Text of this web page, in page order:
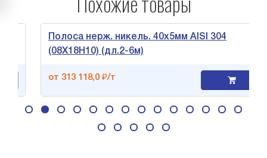
Полоса нерж. никель. 40х5мм AISI 304
(08Х18Н10) (дл.2-6м)
от 313 118,0 ₽/т